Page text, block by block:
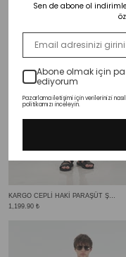
KARGO CEPLİ HAKİ PARAŞÜT ŞORT
1,199.90 ₺
Sen de abone ol
Abone olmak için
ediyorum
Pazarlama iletişimi için verilerinizi
politikamızı inceleyin.